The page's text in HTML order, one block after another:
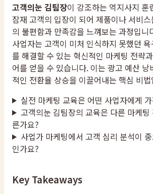
고객의눈 김팀장이 강조하는 역지사지 훈
잠재 고객의 입장이 되어 제품이나 서비
의 불편함과 만족감을 느껴보는 과정입니
사업자는 고객이 미처 인식하지 못했던
를 해결할 수 있는 혁신적인 마케팅 전략
어를 얻을 수 있습니다. 이는 광고 예산 낭
적인 전환율 상승을 이끌어내는 핵심 비
실전 마케팅 교육은 어떤 사업자에게
고객의눈 김팀장의 교육은 다른 마케
른가요?
사업가 마케팅에서 고객 심리 분석이
인가요?
Key Takeaways